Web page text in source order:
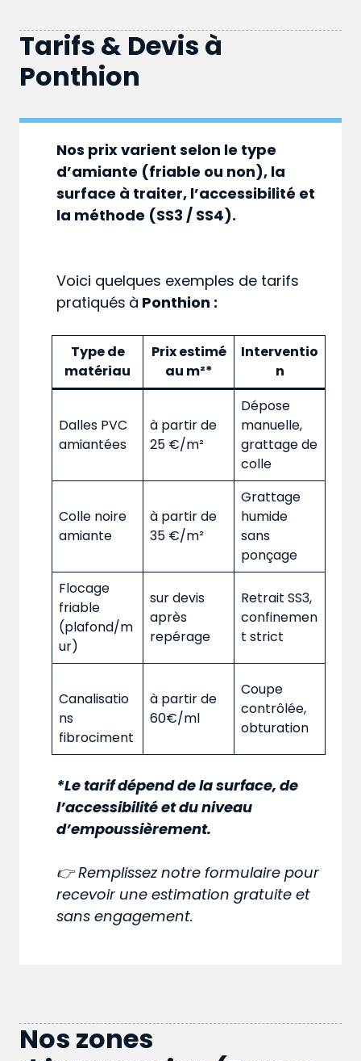
Tarifs & Devis à
Ponthion
Nos prix varient selon le type
d’amiante (friable ou non), la
surface à traiter, l’accessibilité et
la méthode (SS3 / SS4).
Voici quelques exemples de tarifs
pratiqués à Ponthion :
Type de
matériau
Prix estimé
au m²*
Interventio
n
Dalles PVC
amiantées
à partir de
25 €/m²
Dépose
manuelle,
grattage de
colle
Colle noire
amiante
à partir de
35 €/m²
Grattage
humide
sans
ponçage
Flocage
friable
(plafond/m
ur)
sur devis
après
repérage
Retrait SS3,
confinemen
t strict
Canalisatio
ns
fibrociment
à partir de
60€/ml
Coupe
contrôlée,
obturation
*Le tarif dépend de la surface, de
l’accessibilité et du niveau
d’empoussièrement.
👉 Remplissez notre formulaire pour
recevoir une estimation gratuite et
sans engagement.
Nos zones